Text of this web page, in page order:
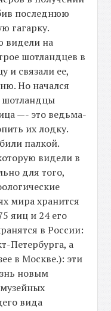
последнюю
гагарку.
видели на
шотландцев в
и связали ее,
Но начался
шотландцы
—- это ведьма-
их лодку.
палкой.
видели в
для того,
мира хранится
яиц и 24 его
в России:
Петербурга, а
в Москве.): эти
новым
вида